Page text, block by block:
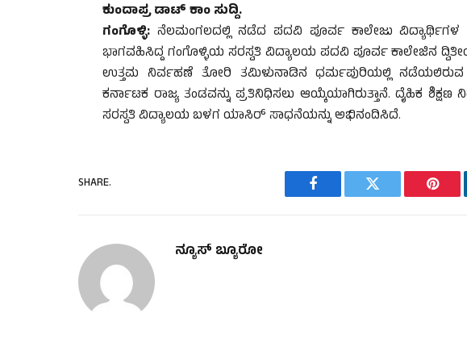
ಕುಂದಾಪ್ರ ಡಾಟ್ ಕಾಂ ಸುದ್ದಿ.
ಗಂಗೊಳ್ಳಿ: ನೆಲಮಂಗಲದಲ್ಲಿ ನಡೆದ ಪದವಿ ಪೂರ್ವ ಕಾಲೇಜು ವಿದ್ಯಾರ್ಥಿಗಳ
ಭಾಗವಹಿಸಿದ್ದ ಗಂಗೊಳ್ಳಿಯ ಸರಸ್ವತಿ ವಿದ್ಯಾಲಯ ಪದವಿ ಪೂರ್ವ ಕಾಲೇಜಿನ
ಉತ್ತಮ ನಿರ್ವಹಣೆ ತೋರಿ ತಮಿಳುನಾಡಿನ ಧರ್ಮಪುರಿಯಲ್ಲಿ ನಡೆಯಲಿರುವ
ಕರ್ನಾಟಕ ರಾಜ್ಯ ತಂಡವನ್ನು ಪ್ರತಿನಿಧಿಸಲು ಆಯ್ಕೆಯಾಗಿರುತ್ತಾನೆ. ದೈಹಿಕ ಶಿಕ್ಷಣ
ಸರಸ್ವತಿ ವಿದ್ಯಾಲಯ ಬಳಗ ಯಾಸಿರ್ ಸಾಧನೆಯನ್ನು ಅಭಿನಂದಿಸಿದೆ.
SHARE.
Facebook Twitter
ನ್ಯೂಸ್ ಬ್ಯೂರೋ